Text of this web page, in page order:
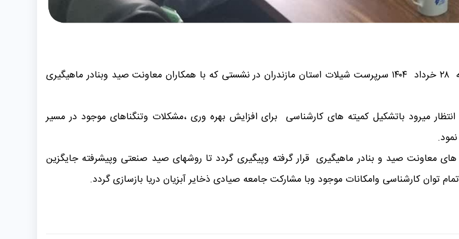
به گزارش روابط عمومی اداره کل شیلات استان مازندران، صبح امروز چهارشنبه ۲۸ خرداد ۱۴۰۴ سرپرست شیلات استان مازندران در نشستی که با همکاران معاونت صید وبنادر ماهیگیری
میرود باتشکیل کمیته های کارشناسی برای افزایش بهره وری ،مشکلات وتنگناهای موجود در مسیر
های معاونت صید و بنادر ماهیگیری قرار گرفته وپیگیری گردد تا روشهای صید صنعتی وپیشرفته جایگزین
توان کارشناسی وامکانات موجود وبا مشارکت جامعه صیادی ذخایر آبزیان دریا بازسازی گردد.